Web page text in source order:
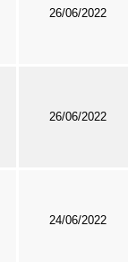
26/06/2022
26/06/2022
24/06/2022